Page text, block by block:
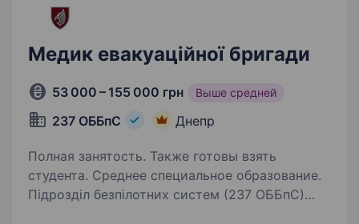
Медик евакуаційної бригади
53 000 – 155 000 грн Выше средней
237 ОББпС Днепр
Полная занятость. Также готовы взять
студента. Среднее специальное образование.
Підрозділ безпілотних систем (237 ОББпС)